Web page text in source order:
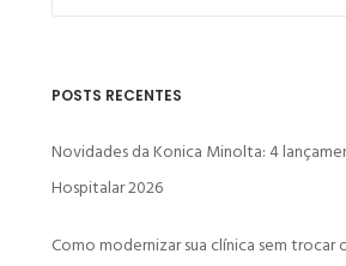
POSTS RECENTES
Novidades da Konica Minolta: 4
Hospitalar 2026
Como modernizar sua clínica sem trocar